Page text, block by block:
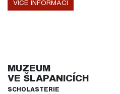
VÍCE INFORMACÍ
MUZEUM
VE ŠLAPANICÍCH
SCHOLASTERIE